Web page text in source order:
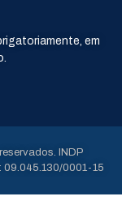
em
INDP
09.045.130/0001-15